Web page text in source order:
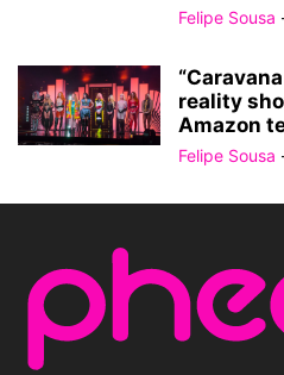
Felipe Sousa
reality
Amazon
Felipe Sousa